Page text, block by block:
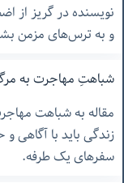
نویسنده در گریز از
و به ترس‌های مزمن
شباهتِ مهاجرت به
مقاله به شباهت
زندگی باید با
سفرهای یک طرفه.